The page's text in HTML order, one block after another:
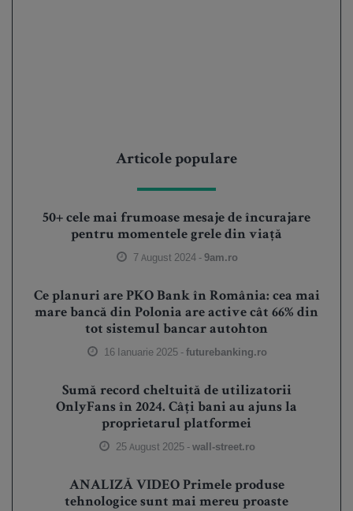
Articole populare
50+ cele mai frumoase mesaje de încurajare
pentru momentele grele din viață
7 August 2024 -9am.ro
Ce planuri are PKO Bank în România: cea mai
mare bancă din Polonia are active cât 66% din
tot sistemul bancar autohton
16 Ianuarie 2025 -futurebanking.ro
Sumă record cheltuită de utilizatorii
OnlyFans în 2024. Câți bani au ajuns la
proprietarul platformei
25 August 2025 -wall-street.ro
ANALIZĂ VIDEO Primele produse
tehnologice sunt mai mereu proaste